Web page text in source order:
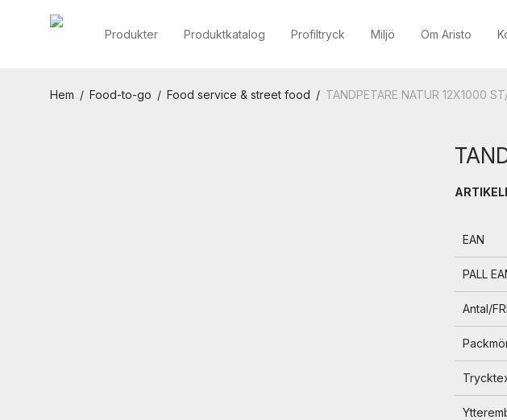
Produkter Produktkatalog Profiltryck Miljö Om Aristo
Hem / Food-to-go / Food service & street food / TANDPETARE NATUR 12X1000
EAN
PALL
Antal/